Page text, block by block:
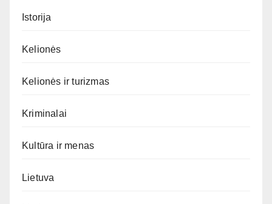
Istorija
Kelionės
Kelionės ir turizmas
Kriminalai
Kultūra ir menas
Lietuva